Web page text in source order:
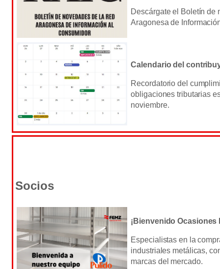
Descárgate el Boletín de
Aragonesa de
Calendario del
Recordatorio del
obligaciones tributarias
noviembre.
Socios
¡Bienvenido Ocasiones
Especialistas en la
industriales metálicas,
marcas del mercado.